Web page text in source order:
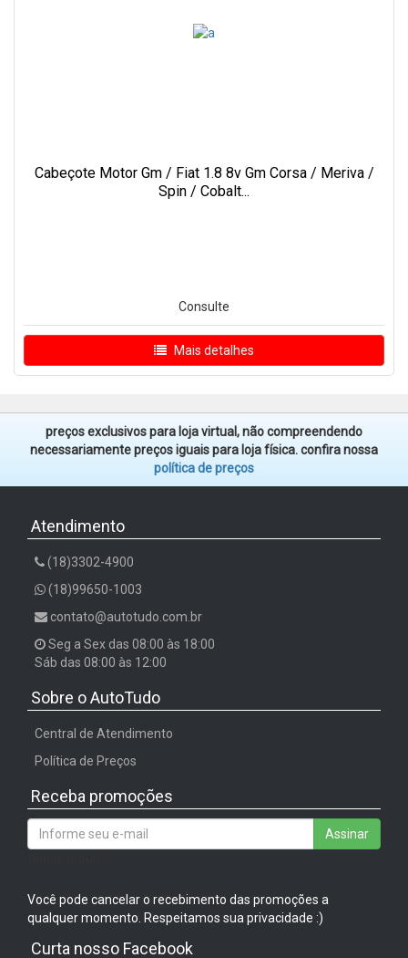
Cabeçote Motor Gm / Fiat 1.8 8v Gm Corsa / Meriva /
Spin / Cobalt...
Consulte
Mais detalhes
preços exclusivos para loja virtual, não compreendendo
necessariamente preços iguais para loja física. confira nossa
política de preços
Atendimento
(18)3302-4900
(18)99650-1003
contato@autotudo.com.br
Seg a Sex das 08:00 às 18:00
Sáb das 08:00 às 12:00
Sobre o AutoTudo
Central de Atendimento
Política de Preços
Receba promoções
Assinar
Você pode cancelar o recebimento das promoções a
qualquer momento. Respeitamos sua privacidade :)
Curta nosso Facebook